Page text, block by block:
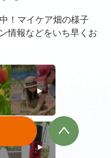
！マイケア畑の様子
情報などをいち早くお